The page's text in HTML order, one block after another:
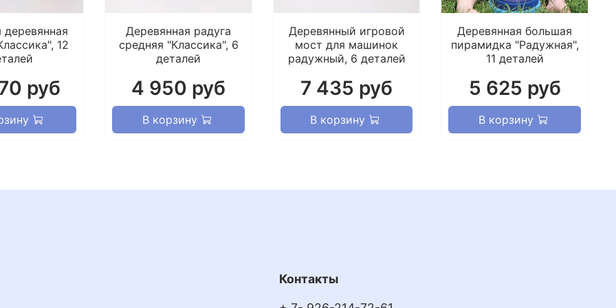
Отлично сочетается с другими игрушками для
детей сортер домик и тренажер монтессори, а так
же другие игрушки Grimms.
12
руб
Деревянная радуга
средняя "Классика", 6
деталей
4 950 руб
В корзину
Деревянный игровой
мост для машинок
радужный, 6 деталей
7 435 руб
В корзину
Деревянная большая
пирамидка "Радужная",
11 деталей
5 625 руб
В корзину
Контакты